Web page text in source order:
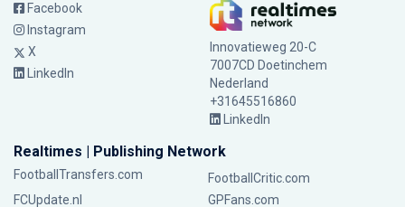
Facebook
Instagram
X
LinkedIn
Innovatieweg 20-C
7007CD Doetinchem
Nederland
+31645516860
LinkedIn
Realtimes | Publishing Network
FootballTransfers.com
FootballCritic.com
FCUpdate.nl
GPFans.com